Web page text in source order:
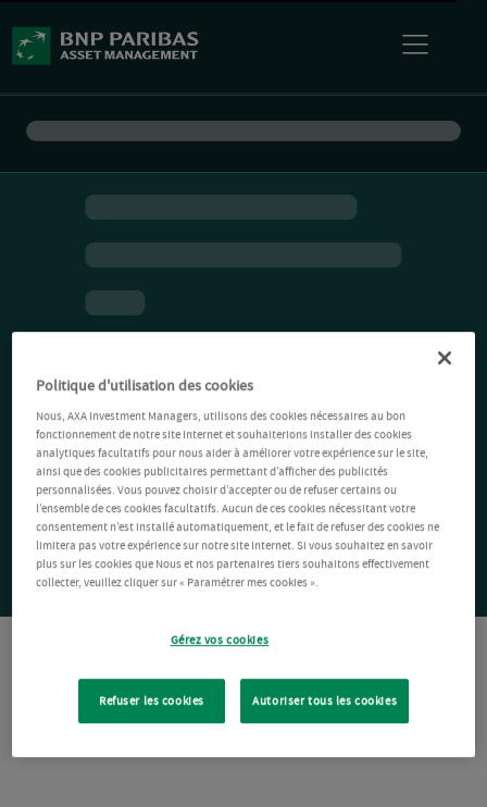
Politique d'utilisation des cookies
Nous, AXA Investment Managers, utilisons des cookies nécessaires au bon
fonctionnement de notre site Internet et souhaiterions installer des cookies
analytiques facultatifs pour nous aider à améliorer votre expérience sur le site,
ainsi que des cookies publicitaires permettant d’afficher des publicités
personnalisées. Vous pouvez choisir d’accepter ou de refuser certains ou
l’ensemble de ces cookies facultatifs. Aucun de ces cookies nécessitant votre
consentement n’est installé automatiquement, et le fait de refuser des cookies ne
limitera pas votre expérience sur notre site Internet. Si vous souhaitez en savoir
plus sur les cookies que Nous et nos partenaires tiers souhaitons effectivement
collecter, veuillez cliquer sur « Paramétrer mes cookies ».
Gérez vos cookies
Refuser les cookies Autoriser tous les cookies